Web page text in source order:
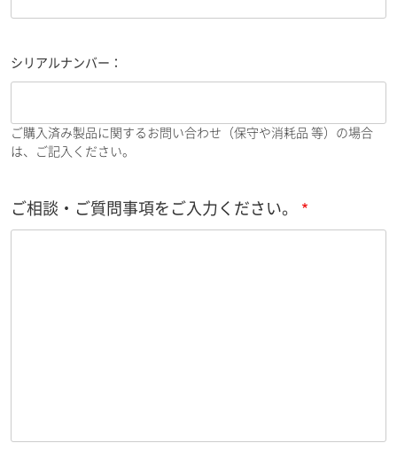
シリアルナンバー：
ご購入済み製品に関するお問い合わせ（保守や消耗品 等）の場合
は、ご記入ください。
ご相談・ご質問事項をご入力ください。